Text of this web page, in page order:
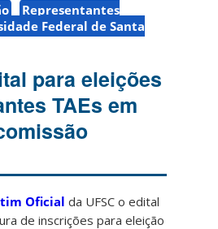
Representantes
Federal de Santa
para eleições
TAEs em
Oficial da UFSC o edital
de inscrições para eleição